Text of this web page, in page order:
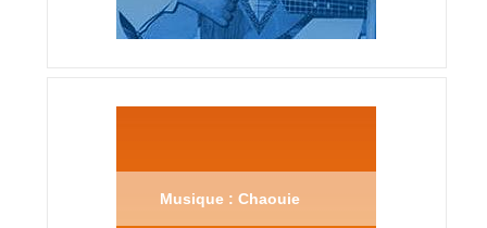
Musique : Chaouie